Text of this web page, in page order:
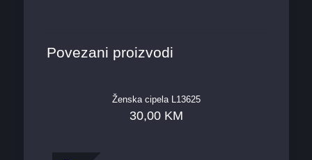
Povezani proizvodi
Ženska cipela L13625
30,00 KM